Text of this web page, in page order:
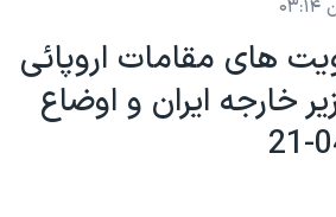
های مقامات اروپائی
خارجه ايران و اوضاع